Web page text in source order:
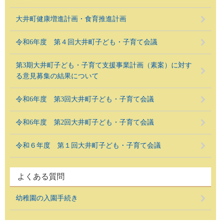
大井町健康増進計画・食育推進計画
令和6年度 第４回大井町子ども・子育て会議
第3期大井町子ども・子育て支援事業計画（素案）に対す
る意見募集の結果について
令和6年度 第3回大井町子ども・子育て会議
令和6年度 第2回大井町子ども・子育て会議
令和６年度 第１回大井町子ども・子育て会議
よくある質問
幼稚園の入園手続き